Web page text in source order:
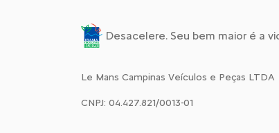
Desacelere. Seu bem maior é a
Le Mans Campinas Veículos e Peças LTDA
CNPJ: 04.427.821/0013-01